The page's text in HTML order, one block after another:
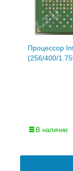
Процессор
(256/400/
В наличии